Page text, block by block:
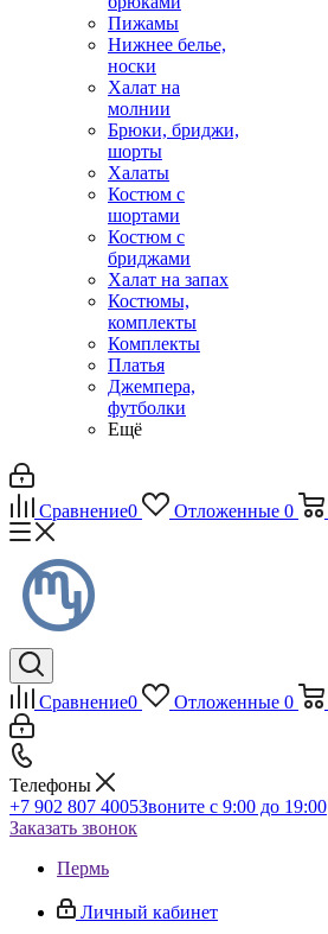
Пижамы
Нижнее белье,
носки
Халат на
молнии
Брюки, бриджи,
шорты
Халаты
Костюм с
шортами
Костюм с
бриджами
Халат на запах
Костюмы,
комплекты
Комплекты
Платья
Джемпера,
футболки
Ещё
Сравнение0 Отложенные 0
Сравнение0 Отложенные 0
Телефоны
+7 902 807 4005Звоните с 9:00 до 19:00
Заказать звонок
Пермь
Личный кабинет